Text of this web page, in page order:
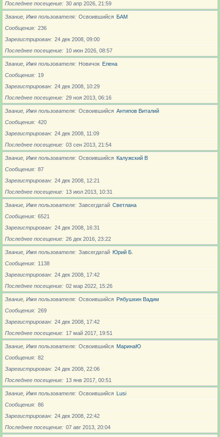
Последнее посещение
30 апр 2026, 21:59
Звание, Имя пользователя Освоившийся БАМ
Сообщения
236
Зарегистрирован
24 дек 2008, 09:00
Последнее посещение
10 июн 2026, 08:57
Звание, Имя пользователя Новичoк Елена
Сообщения
19
Зарегистрирован
24 дек 2008, 10:29
Последнее посещение
29 ноя 2013, 06:16
Звание, Имя пользователя Освоившийся Антипов Виталий
Сообщения
420
Зарегистрирован
24 дек 2008, 11:09
Последнее посещение
03 сен 2013, 21:54
Звание, Имя пользователя Освоившийся Калужский В
Сообщения
87
Зарегистрирован
24 дек 2008, 12:21
Последнее посещение
13 июл 2013, 10:31
Звание, Имя пользователя Завсегдатай Светлана
Сообщения
6521
Зарегистрирован
24 дек 2008, 16:31
Последнее посещение
26 дек 2016, 23:22
Звание, Имя пользователя Завсегдатай Юрий Б.
Сообщения
1138
Зарегистрирован
24 дек 2008, 17:42
Последнее посещение
02 мар 2022, 15:26
Звание, Имя пользователя Освоившийся Рябушкин Вадим
Сообщения
269
Зарегистрирован
24 дек 2008, 17:42
Последнее посещение
17 май 2017, 19:51
Звание, Имя пользователя Освоившийся МаринаЮ
Сообщения
82
Зарегистрирован
24 дек 2008, 22:06
Последнее посещение
13 янв 2017, 00:51
Звание, Имя пользователя Освоившийся Lusi
Сообщения
86
Зарегистрирован
24 дек 2008, 22:42
Последнее посещение
07 авг 2013, 20:04